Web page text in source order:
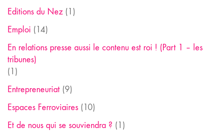
Editions du Nez (1)
Emploi (14)
En relations presse aussi le contenu est roi ! (Part 1 – les
tribunes)
(1)
Entrepreneuriat (9)
Espaces Ferroviaires (10)
Et de nous qui se souviendra ? (1)